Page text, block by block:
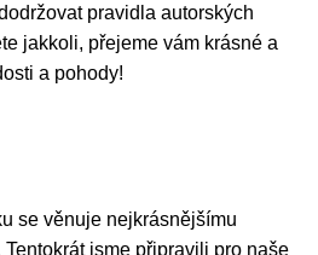
pravidla autorských
jakkoli, přejeme vám krásné a
a pohody!
se věnuje nejkrásnějšímu
jsme připravili pro naše